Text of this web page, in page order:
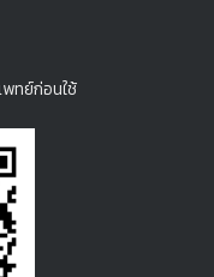
พทย์ก่อนใช้